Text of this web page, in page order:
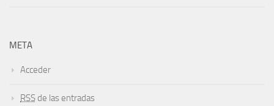
META
Acceder
RSS de las entradas